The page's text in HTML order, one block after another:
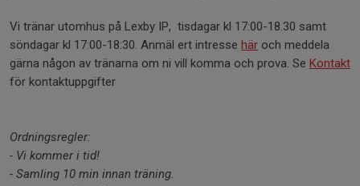
Vi tränar utomhus på Lexby IP, tisdagar kl 17:00-18.30 samt
söndagar kl 17:00-18:30. Anmäl ert intresse här och meddela
gärna någon av tränarna om ni vill komma och prova. Se Kontakt
för kontaktuppgifter
Ordningsregler:
- Vi kommer i tid!
- Samling 10 min innan träning.